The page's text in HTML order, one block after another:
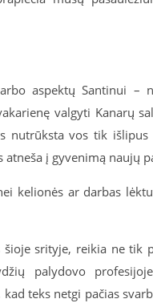
aspektų Santinui –
valgyti Kanarų
nutrūksta vos tik
atneša į gyvenimą naujų
kelionės ar darbas
srityje, reikia ne tik
palydovo
teks netgi pačias